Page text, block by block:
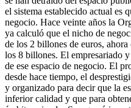
el sistema establecido actual es
negocio. Hace veinte años la
ya calculó que el nicho de
de los 2 billones de euros,
los 8 billones. El empresariado
de ese espacio de negocio. El
desde hace tiempo, el
y organizado para decir que la
inferior calidad y que para